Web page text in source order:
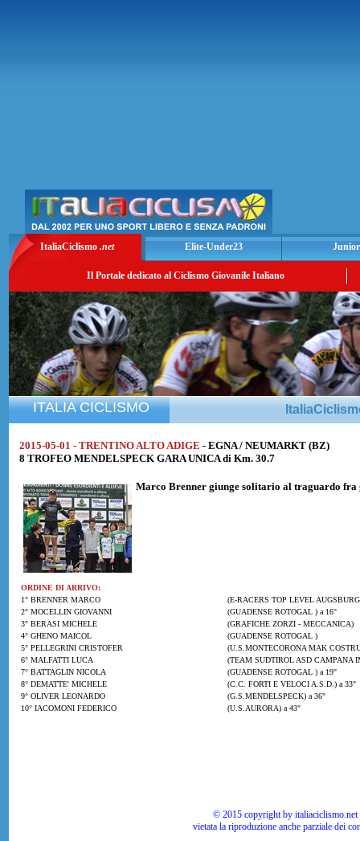
ItaliaCiclismo .net Elite-Under23
Il Portale dedicato al Ciclismo Giovanile Italiano
ITALIA CICLISMO
2015-05-01 - TRENTINO ALTO ADIGE - EGNA / NEUMARKT (BZ)
8 TROFEO MENDELSPECK GARA UNICA di Km. 30.7
Marco Brenner giunge solitario al traguardo
ORDINE DI ARRIVO:
1° BRENNER MARCO
(E-RACERS TOP LEVEL
2° MOCELLIN GIOVANNI
(GUADENSE ROTOGAL ) a 16"
3° BERASI MICHELE
(GRAFICHE ZORZI - MECCANICA)
4° GHENO MAICOL
(GUADENSE ROTOGAL )
5° PELLEGRINI CRISTOFER
(U.S.MONTECORONA MAK
6° MALFATTI LUCA
(TEAM SUDTIROL ASD CAMPANA
7° BATTAGLIN NICOLA
(GUADENSE ROTOGAL ) a 19"
8° DEMATTE' MICHELE
(C.C. FORTI E VELOCI A.S.D.) a 33"
9° OLIVER LEONARDO
(G.S.MENDELSPECK) a 36"
10° IACOMONI FEDERICO
(U.S.AURORA) a 43"
© 2015 copyright by
vietata la riproduzione anche parziale dei